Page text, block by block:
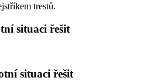
trestů.
situaci řešit
situaci řešit